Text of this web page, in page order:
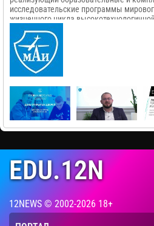
исследовательские программы
жизненного цикла высокотехнологичной
EDU.12N
12NEWS © 2002-2026 18+